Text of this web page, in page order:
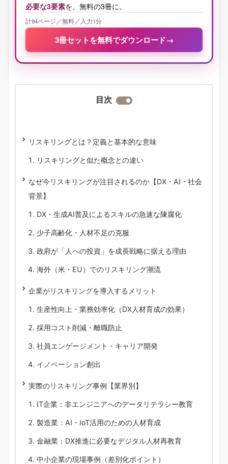
必要な3要素を、無料の3冊に。
計94ページ／無料／入力1分
3冊セットを無料でダウンロード→
目次
リスキリングとは？定義と基本的な意味
リスキリングと似た概念との違い
なぜ今リスキリングが注目されるのか【DX・AI・社会
背景】
DX・生成AI普及によるスキルの急速な陳腐化
少子高齢化・人材不足の克服
政府が「人への投資」を成長戦略に据える理由
海外（米・EU）でのリスキリング潮流
企業がリスキリングを導入するメリット
生産性向上・業務効率化（DX人材育成の効果）
採用コスト削減・離職防止
社員エンゲージメント・キャリア開発
イノベーション創出
実際のリスキリング事例【業界別】
IT企業：非エンジニアへのデータリテラシー教育
製造業：AI・IoT活用のための人材育成
金融業：DX推進に必要なデジタル人材再教育
中小企業の現場事例（差別化ポイント）